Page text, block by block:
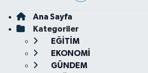
Ana Sayfa
Kategoriler
EĞİTİM
EKONOMİ
GÜNDEM